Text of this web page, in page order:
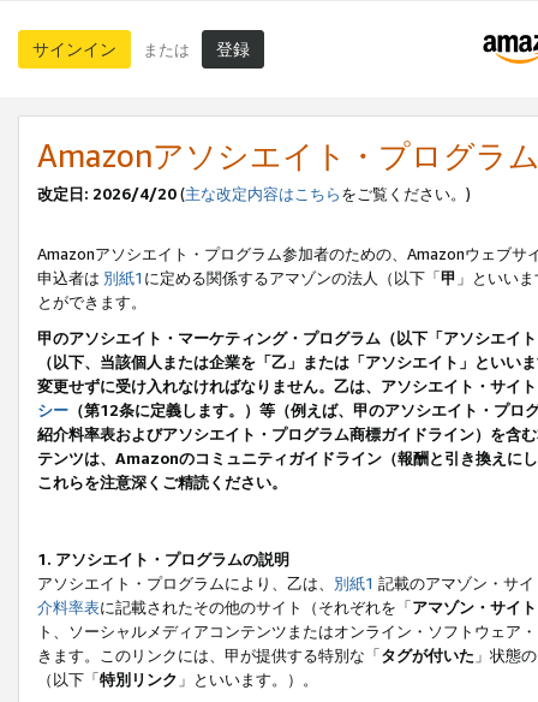
サインイン または 登録
Amazonアソシエイト・プログラ
改定日: 2026/4/20(主な改定内容はこちらをご覧ください。)
Amazonアソシエイト・プログラム参加者のための、Amazonウェブサ
申込者は 別紙1 に定める関係するアマゾンの法人（以下「甲 」といい
とができます。
甲のアソシエイト・マーケティング・プログラム（以下「アソシエイ
（以下、当該個人または企業を「乙」または「アソシエイト」とい
変更せずに受け入れなければなりません。乙は、アソシエイト・サイ
シー （第12条に定義します。）等（例えば、甲のアソシエイト・プ
紹介料率表およびアソシエイト・プログラム商標ガイドライン）を
テンツは、Amazonのコミュニティガイドライン（報酬と引き換えに
これらを注意深くご精読ください。
1. アソシエイト・プログラムの説明
アソシエイト・プログラムにより、乙は、 別紙1 記載のアマゾン・サ
介料率表に記載されたその他のサイト（それぞれを「アマゾン・サイト
ト、ソーシャルメディアコンテンツまたはオンライン・ソフトウェア
きます。このリンクには、甲が提供する特別な「タグが付いた 」状態
（以下「特別リンク 」といいます。）。